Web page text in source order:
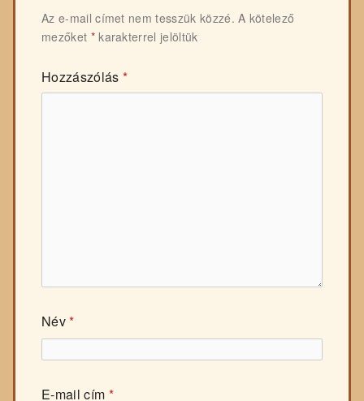
Az e-mail címet nem tesszük közzé. A kötelező
mezőket *karakterrel jelöltük
Hozzászólás *
Név*
E-mail cím *